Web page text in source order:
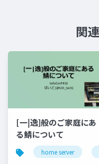
関
[一|逸]般のご家庭にあ
る鯖について
home server